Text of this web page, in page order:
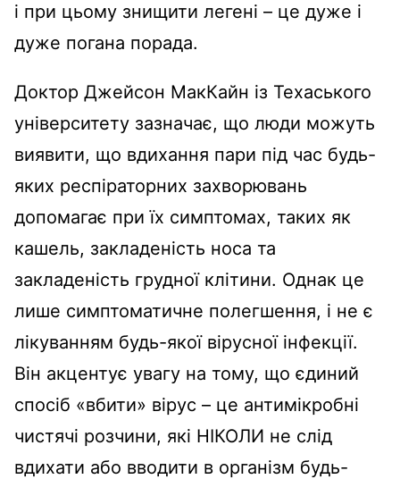
і при цьому знищити легені – це дуже і
дуже погана порада.
Доктор Джейсон МакКайн із Техаського
університету зазначає, що люди можуть
виявити, що вдихання пари під час будь-
яких респіраторних захворювань
допомагає при їх симптомах, таких як
кашель, закладеність носа та
закладеність грудної клітини. Однак це
лише симптоматичне полегшення, і не є
лікуванням будь-якої вірусної інфекції.
Він акцентує увагу на тому, що єдиний
спосіб «вбити» вірус – це антимікробні
чистячі розчини, які НІКОЛИ не слід
вдихати або вводити в організм будь-